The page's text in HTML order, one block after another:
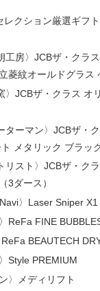
レクション厳選ギフ
房〉JCBザ・クラ
菱紋オールドグラス
JCBザ・クラス オ
ーマン〉JCBザ・
メタリック ブラッ
スト〉JCBザ・ク
3ダース）
〉Laser Sniper X1
ReFa FINE
BEAUTECH
Style PREMIUM
〉メディリフト